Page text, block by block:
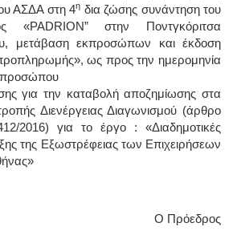
ΑΣΔΑ στη 4η δια ζώσης συνάντηση του
«PADRION” στην Ποντγκόριτσα
μετάβαση εκπροσώπων και έκδοση
ως προς την ημερομηνία
για την καταβολή αποζημίωσης στα
Διενέργειας Διαγωνισμού (άρθρο
2016) για το έργο : «Διαδημοτικές
της Εξωστρέφειας των Επιχειρήσεων
Ο Πρόεδρος